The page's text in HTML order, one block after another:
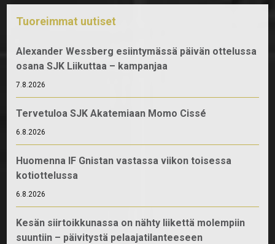
Tuoreimmat uutiset
Alexander Wessberg esiintymässä päivän ottelussa
osana SJK Liikuttaa – kampanjaa
7.8.2026
Tervetuloa SJK Akatemiaan Momo Cissé
6.8.2026
Huomenna IF Gnistan vastassa viikon toisessa
kotiottelussa
6.8.2026
Kesän siirtoikkunassa on nähty liikettä molempiin
suuntiin – päivitystä pelaajatilanteeseen